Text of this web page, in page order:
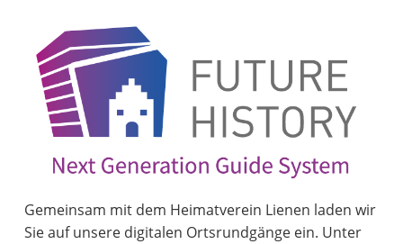
Gemeinsam mit dem Heimatverein Lienen laden wir
Sie auf unsere digitalen Ortsrundgänge ein. Unter